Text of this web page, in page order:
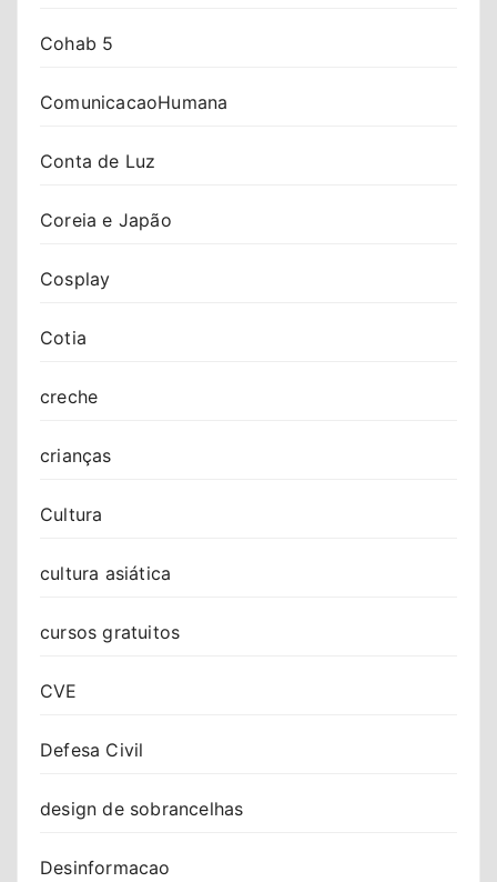
Cohab 5
ComunicacaoHumana
Conta de Luz
Coreia e Japão
Cosplay
Cotia
creche
crianças
Cultura
cultura asiática
cursos gratuitos
CVE
Defesa Civil
design de sobrancelhas
Desinformacao